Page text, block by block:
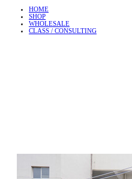
HOME
SHOP
WHOLESALE
CLASS / CONSULTING